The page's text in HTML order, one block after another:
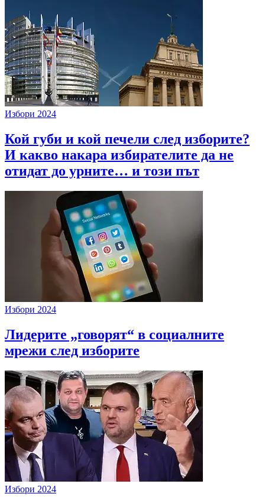
Избори 2024
Кой губи и кой печели след изборите?
И какво накара избирателите да не
отидат до урните… и този път
Избори 2024
Лидерите „говорят“ в социалните
мрежи след изборите
Избори 2024